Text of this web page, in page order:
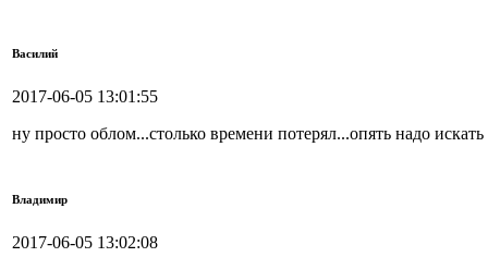
Василий
2017-06-05 13:01:55
ну просто облом...столько времени потерял...опять надо искать
Владимир
2017-06-05 13:02:08